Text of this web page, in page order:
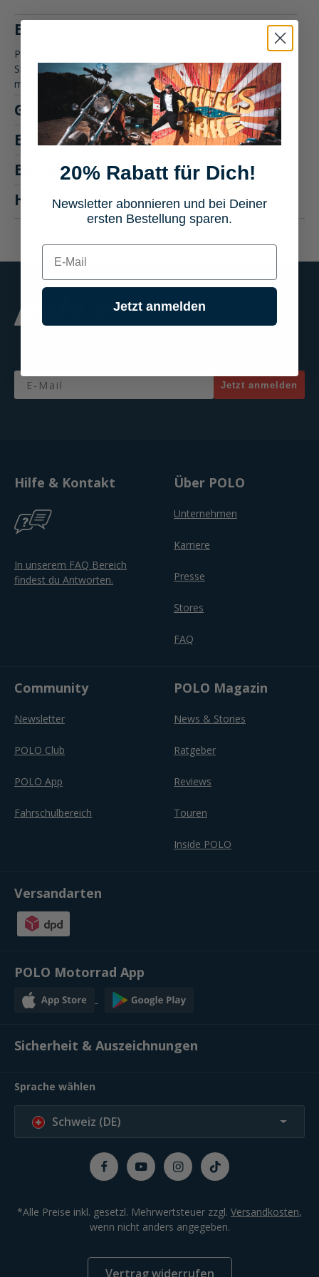
Beschreibung
Produktbeschreibung: Shoei J-Cruise II Motorradhelm Der
Shoei J-Cruise II bietet unvergleichlichen Komfort und
modernste Te…Mehr
Größentabelle
Eigenschaften
Bewertungen
4
Hersteller "Shoei"
Email
Jetzt anmelden
Hilfe & Kontakt
In unserem FAQ Bereich
findest du Antworten.
Über POLO
Unternehmen
Karriere
Presse
Stores
FAQ
Community
Newsletter
POLO Club
POLO App
Fahrschulbereich
POLO Magazin
News & Stories
Ratgeber
Reviews
Touren
Inside POLO
Versandarten
POLO Motorrad App
Sicherheit & Auszeichnungen
Sprache wählen
Schweiz (DE)
*Alle Preise inkl. gesetzl. Mehrwertsteuer zzgl. Versandkosten,
wenn nicht anders angegeben.
Vertrag widerrufen
20% Rabatt für Dich!
Newsletter abonnieren und bei Deiner
ersten Bestellung sparen.
E-mail
Jetzt anmelden